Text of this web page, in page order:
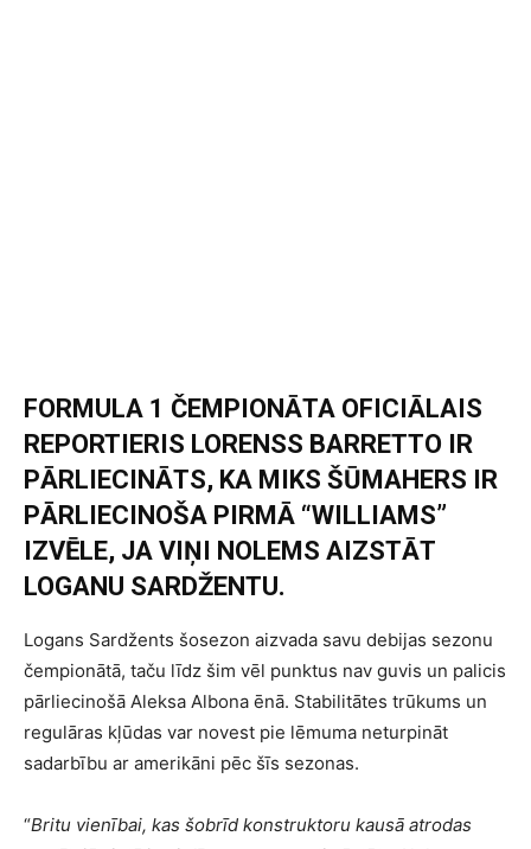
FORMULA 1 ČEMPIONĀTA OFICIĀLAIS
REPORTIERIS LORENSS BARRETTO IR
PĀRLIECINĀTS, KA MIKS ŠŪMAHERS IR
PĀRLIECINOŠA PIRMĀ “WILLIAMS”
IZVĒLE, JA VIŅI NOLEMS AIZSTĀT
LOGANU SARDŽENTU.
Logans Sardžents šosezon aizvada savu debijas sezonu
čempionātā, taču līdz šim vēl punktus nav guvis un palicis
pārliecinošā Aleksa Albona ēnā. Stabilitātes trūkums un
regulāras kļūdas var novest pie lēmuma neturpināt
sadarbību ar amerikāni pēc šīs sezonas.
“Britu vienībai, kas šobrīd konstruktoru kausā atrodas